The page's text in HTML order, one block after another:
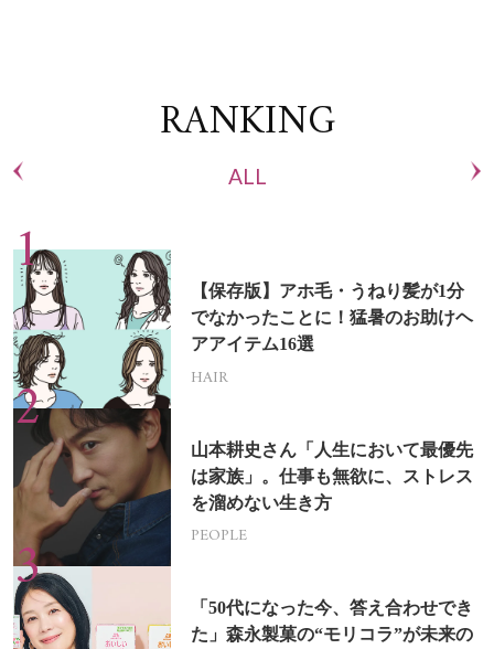
RANKING
ALL
【保存版】アホ毛・うねり髪が1分
でなかったことに！猛暑のお助けヘ
アアイテム16選
HAIR
山本耕史さん「人生において最優先
は家族」。仕事も無欲に、ストレス
を溜めない生き方
PEOPLE
「50代になった今、答え合わせでき
た」森永製菓の“モリコラ”が未来の